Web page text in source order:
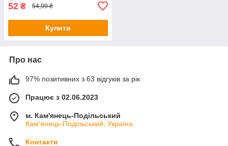
52 ₴ 54,99 ₴
Купити
Про нас
97% позитивних з 63 відгуків за рік
Працює з 02.06.2023
м. Кам'янець-Подільський
Кам'янець-Подільський, Україна
Контакти